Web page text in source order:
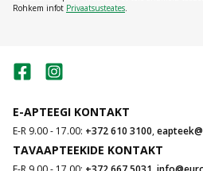
Rohkem infot Privaatsusteates.
E-APTEEGI KONTAKT
E-R 9.00 - 17.00: +372 610 3100,
TAVAAPTEEKIDE KONTAKT